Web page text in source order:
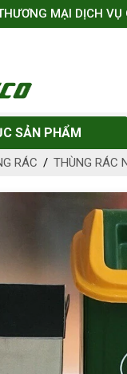
MẠI DỊCH VỤ
SẢN PHẨM
RÁC THÙNG RÁC